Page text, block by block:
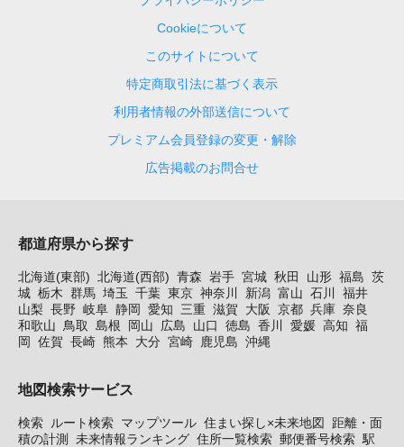
Cookieについて
このサイトについて
特定商取引法に基づく表示
利用者情報の外部送信について
プレミアム会員登録の変更・解除
広告掲載のお問合せ
都道府県から探す
北海道(東部) 北海道(西部) 青森 岩手 宮城 秋田 山形 福島 茨
城 栃木 群馬 埼玉 千葉 東京 神奈川 新潟 富山 石川
福井
山梨 長野 岐阜 静岡 愛知 三重 滋賀 大阪 京都 兵庫 奈良
和歌山 鳥取 島根 岡山 広島 山口 徳島 香川 愛媛 高知 福
岡
佐賀 長崎 熊本 大分 宮崎 鹿児島 沖縄
地図検索サービス
検索 ルート検索 マップツール 住まい探し×未来地図
距離・面
積の計測
未来情報ランキング 住所一覧検索 郵便番号検索 駅